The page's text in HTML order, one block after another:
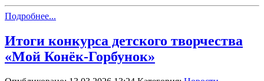
Подробнее...
Итоги конкурса детского творчества
«Мой Конёк-Горбунок»